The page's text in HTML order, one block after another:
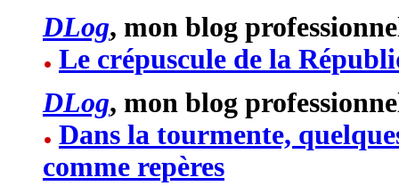
DLog, mon blog
Le crépuscule de la
DLog, mon blog
Dans la tourmente,
comme repères